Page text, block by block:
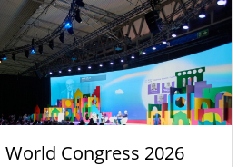
Congress 2026